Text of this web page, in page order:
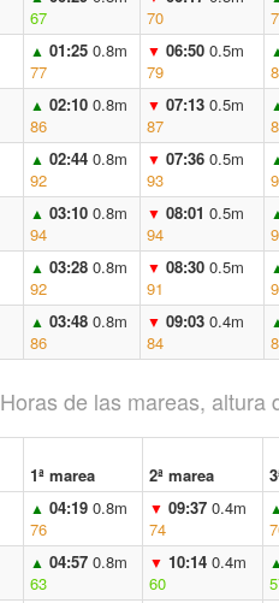
67
70
▲ 01:25 0.8m
77
▼ 06:50 0.5m
79
▲ 02:10 0.8m
86
▼ 07:13 0.5m
87
▲ 02:44 0.8m
92
▼ 07:36 0.5m
93
▲ 03:10 0.8m
94
▼ 08:01 0.5m
94
▲ 03:28 0.8m
92
▼ 08:30 0.5m
91
▲ 03:48 0.8m
86
▼ 09:03 0.4m
84
Horas de las mareas, altura
1ª marea 2ª marea
▲ 04:19 0.8m
76
▼ 09:37 0.4m
74
▲ 04:57 0.8m
63
▼ 10:14 0.4m
60